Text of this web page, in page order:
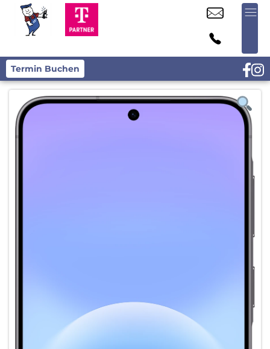
Termin Buchen